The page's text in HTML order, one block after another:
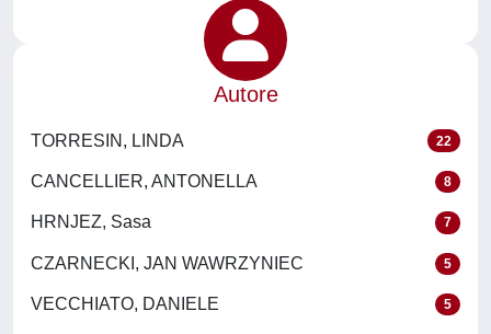
Autore
TORRESIN, LINDA 22
CANCELLIER, ANTONELLA 8
HRNJEZ, Sasa 7
CZARNECKI, JAN WAWRZYNIEC 5
VECCHIATO, DANIELE 5